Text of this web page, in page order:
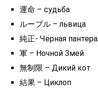
運命 – судьба
ルーブル – львица
純正- Чёрная пантера
軍 – Ночной Змей
無制限 – Дикий кот
結果 – Циклоп